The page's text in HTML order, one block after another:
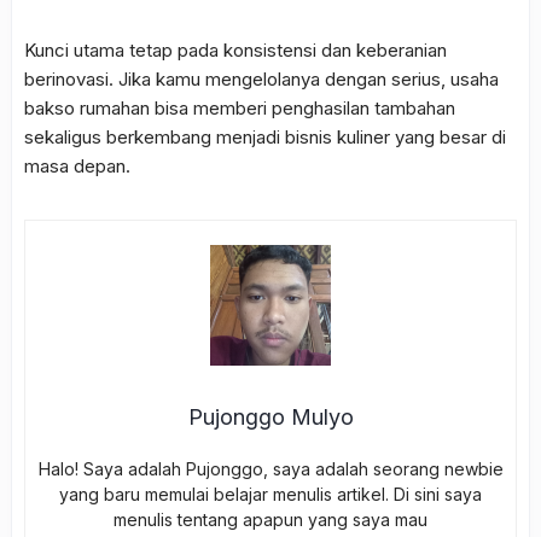
Kunci utama tetap pada konsistensi dan keberanian
berinovasi. Jika kamu mengelolanya dengan serius, usaha
bakso rumahan bisa memberi penghasilan tambahan
sekaligus berkembang menjadi bisnis kuliner yang besar di
masa depan.
Pujonggo Mulyo
Halo! Saya adalah Pujonggo, saya adalah seorang newbie
yang baru memulai belajar menulis artikel. Di sini saya
menulis tentang apapun yang saya mau